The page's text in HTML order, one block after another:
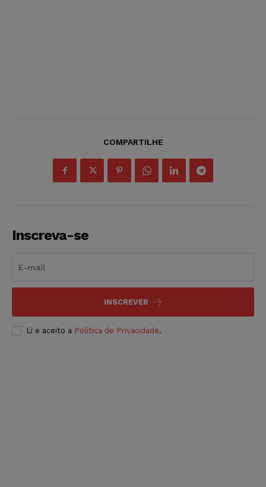
COMPARTILHE
Inscreva-se
INSCREVER
Li e aceito a Política de Privacidade.